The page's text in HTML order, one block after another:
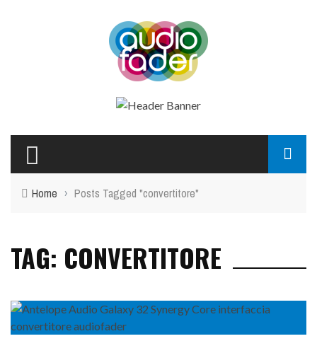
Home › Posts Tagged "convertitore"
TAG: CONVERTITORE